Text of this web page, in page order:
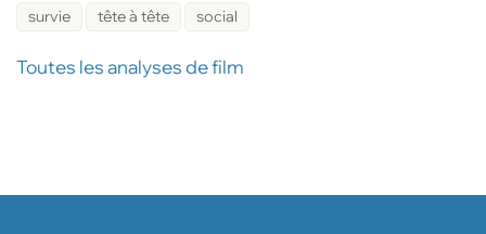
survie tête à tête social
Toutes les analyses de film